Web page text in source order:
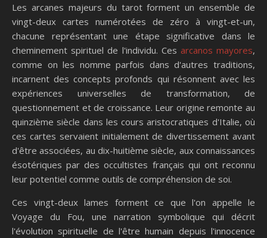
Les arcanes majeurs du tarot forment un ensemble de
vingt-deux cartes numérotées de zéro à vingt-et-un,
chacune représentant une étape significative dans le
cheminement spirituel de l'individu. Ces arcanos mayores,
comme on les nomme parfois dans d'autres traditions,
incarnent des concepts profonds qui résonnent avec les
expériences universelles de transformation, de
questionnement et de croissance. Leur origine remonte au
quinzième siècle dans les cours aristocratiques d'Italie, où
ces cartes servaient initialement de divertissement avant
d'être associées, au dix-huitième siècle, aux connaissances
ésotériques par des occultistes français qui ont reconnu
leur potentiel comme outils de compréhension de soi.
Ces vingt-deux lames forment ce que l'on appelle le
Voyage du Fou, une narration symbolique qui décrit
l'évolution spirituelle de l'être humain depuis l'innocence